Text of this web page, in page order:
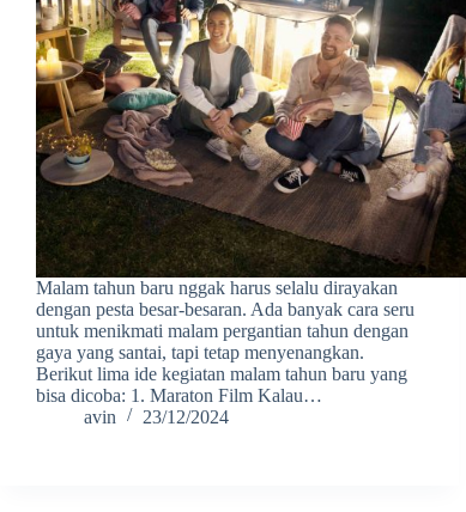
Malam tahun baru nggak harus selalu dirayakan
dengan pesta besar-besaran. Ada banyak cara seru
untuk menikmati malam pergantian tahun dengan
gaya yang santai, tapi tetap menyenangkan.
Berikut lima ide kegiatan malam tahun baru yang
bisa dicoba: 1. Maraton Film Kalau…
avin
23/12/2024